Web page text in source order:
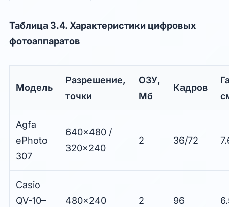
Таблица 3.4. Характеристики цифровых
фотоаппаратов
Модель
Разрешение,
точки
ОЗУ,
Мб
Кадров
Agfa
ePhoto
307
640x480 /
320x240
2 36/72
Casio
QV-10–
480x240 2 96